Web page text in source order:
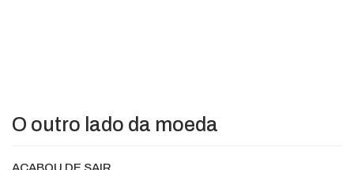
O outro lado da moeda